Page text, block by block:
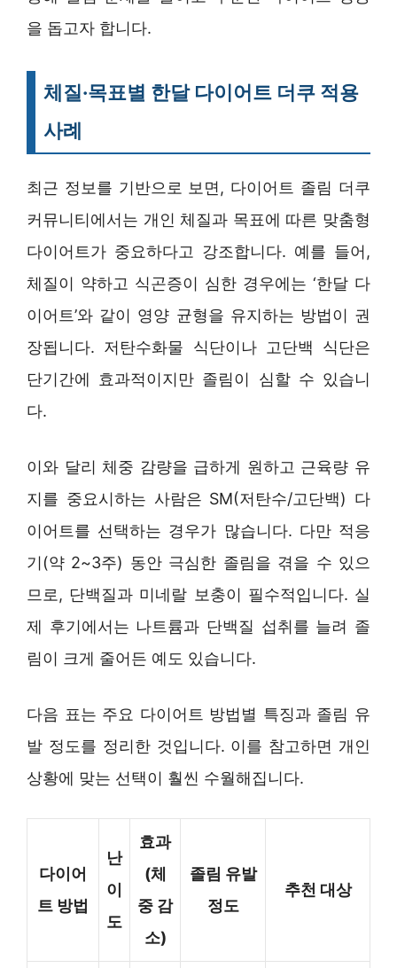
을 돕고자 합니다.
체질·목표별 한달 다이어트 더쿠 적용
사례
최근 정보를 기반으로 보면, 다이어트 졸림 더쿠
커뮤니티에서는 개인 체질과 목표에 따른 맞춤형
다이어트가 중요하다고 강조합니다. 예를 들어,
체질이 약하고 식곤증이 심한 경우에는 ‘한달 다
이어트’와 같이 영양 균형을 유지하는 방법이 권
장됩니다. 저탄수화물 식단이나 고단백 식단은
단기간에 효과적이지만 졸림이 심할 수 있습니
다.
이와 달리 체중 감량을 급하게 원하고 근육량 유
지를 중요시하는 사람은 SM(저탄수/고단백) 다
이어트를 선택하는 경우가 많습니다. 다만 적응
기(약 2~3주) 동안 극심한 졸림을 겪을 수 있으
므로, 단백질과 미네랄 보충이 필수적입니다. 실
제 후기에서는 나트륨과 단백질 섭취를 늘려 졸
림이 크게 줄어든 예도 있습니다.
다음 표는 주요 다이어트 방법별 특징과 졸림 유
발 정도를 정리한 것입니다. 이를 참고하면 개인
상황에 맞는 선택이 훨씬 수월해집니다.
다이어
트 방법
난
이
도
효과
(체
중 감
소)
졸림 유발
정도
추천 대상